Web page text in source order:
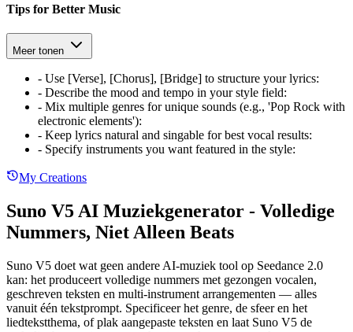
Tips for Better Music
Meer tonen
- Use [Verse], [Chorus], [Bridge] to structure your lyrics:
- Describe the mood and tempo in your style field:
- Mix multiple genres for unique sounds (e.g., 'Pop Rock with
electronic elements'):
- Keep lyrics natural and singable for best vocal results:
- Specify instruments you want featured in the style:
My Creations
Suno V5 AI Muziekgenerator - Volledige
Nummers, Niet Alleen Beats
Suno V5 doet wat geen andere AI-muziek tool op Seedance 2.0
kan: het produceert volledige nummers met gezongen vocalen,
geschreven teksten en multi-instrument arrangementen — alles
vanuit één tekstprompt. Specificeer het genre, de sfeer en het
liedtekstthema, of plak aangepaste teksten en laat Suno V5 de